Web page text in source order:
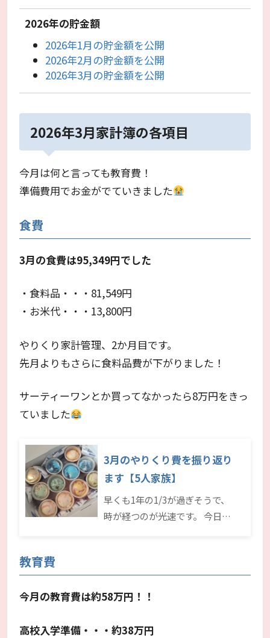
2026年の貯金額
2026年1月の貯金額を公開
2026年2月の貯金額を公開
2026年3月の貯金額を公開
2026年3月家計簿の各項目
今月は何と言っても教育費！
準備費用でお金がでていきました
食費
3月の食費は95,349円でした
・食料品・・・81,549円
・お米代・・・13,800円
やりくり家計管理、2か月目です。
先月よりもさらに食料品費が下がりました！
サーティーワンとか買ってなかったら8万円をきっ
ていました
3月のやりくり費を振り返り
ます【5人家族】
早くも1年の1/3が過ぎそうで、
時が経つのが光速です。 今日…
教育費
今月の教育費は約58万円 ！！
高校入学準備・・・約38万円